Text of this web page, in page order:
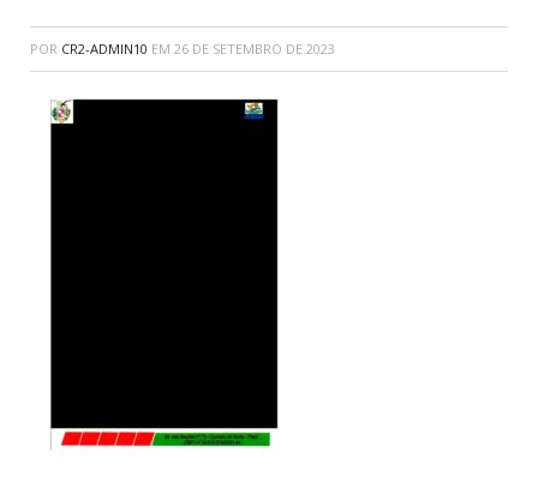
POR CR2-ADMIN10 EM 26 DE SETEMBRO DE 2023